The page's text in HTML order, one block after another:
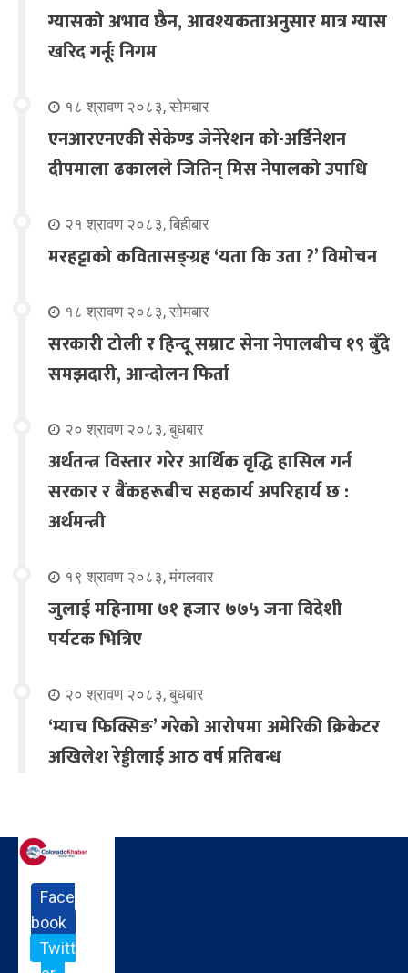
ग्यासको अभाव छैन, आवश्यकताअनुसार मात्र ग्यास
खरिद गर्नूः निगम
१८ श्रावण २०८३, सोमबार
एनआरएनएकी सेकेण्ड जेनेरेशन को-अर्डिनेशन
दीपमाला ढकालले जितिन् मिस नेपालको उपाधि
२१ श्रावण २०८३, बिहीबार
मरहट्टाको कवितासङ्ग्रह ‘यता कि उता ?’ विमोचन
१८ श्रावण २०८३, सोमबार
सरकारी टोली र हिन्दू सम्राट सेना नेपालबीच १९ बुँदे
समझदारी, आन्दोलन फिर्ता
२० श्रावण २०८३, बुधबार
अर्थतन्त्र विस्तार गरेर आर्थिक वृद्धि हासिल गर्न
सरकार र बैंकहरूबीच सहकार्य अपरिहार्य छ :
अर्थमन्त्री
१९ श्रावण २०८३, मंगलवार
जुलाई महिनामा ७१ हजार ७७५ जना विदेशी
पर्यटक भित्रिए
२० श्रावण २०८३, बुधबार
‘म्याच फिक्सिङ’ गरेको आरोपमा अमेरिकी क्रिकेटर
अखिलेश रेड्डीलाई आठ वर्ष प्रतिबन्ध
Face
book
Twitt